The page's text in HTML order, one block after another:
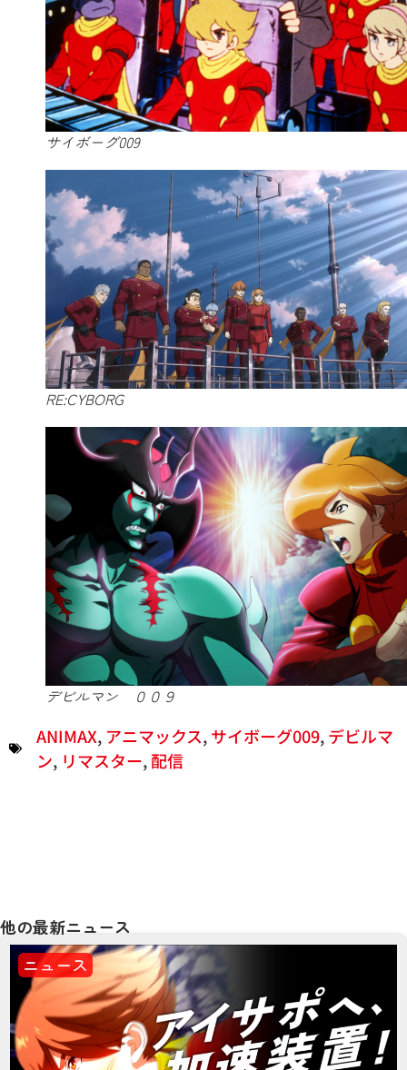
サイボーグ009
RE:CYBORG
デビルマン ００９
ANIMAX, アニマックス,サイボーグ009,デビルマ
ン, リマスター,配信
他の最新ニュース
ニュース